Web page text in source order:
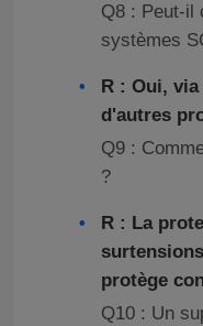
Q8 : Peut-il
systèmes
R : Oui,
d'autres
Q9 :
?
R : La
protège
Q10 : Un